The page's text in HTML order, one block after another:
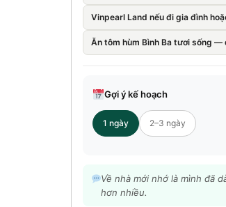
Vinpearl Land nếu đi gia đình
Ăn tôm hùm Bình Ba tươi sống
Gợi ý kế hoạch
1 ngày 2–3 ngày
Về nhà mới nhớ là mình đã
hơn nhiều.